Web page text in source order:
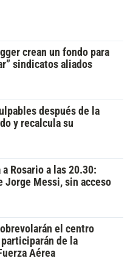
crean un fondo para
sindicatos aliados
después de la
y recalcula su
Rosario a las 20.30:
Messi, sin acceso
el centro
de la
Aérea